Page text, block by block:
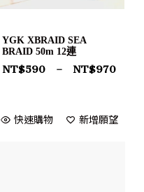
YGK XBRAID SEA
BRAID 50m 12連
NT$590 – NT$970
快速購物 新增願望